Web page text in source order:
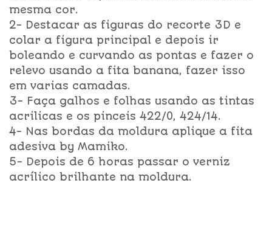
mesma cor.
2- Destacar as figuras do recorte 3D e
colar a figura principal e depois ir
boleando e curvando as pontas e fazer o
relevo usando a fita banana, fazer isso
em varias camadas.
3- Faça galhos e folhas usando as tintas
acrilicas e os pinceis 422/0, 424/14.
4- Nas bordas da moldura aplique a fita
adesiva by Mamiko.
5- Depois de 6 horas passar o verniz
acrílico brilhante na moldura.